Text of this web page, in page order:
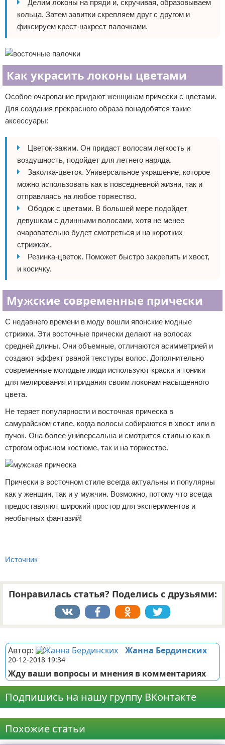
Делим локоны на пряди и, скручивая, образовываем
кольца. Затем завитки скрепляем друг с другом и
фиксируем крест-накрест палочками.
Как украсить локоны цветами
Особое очарование придают женщинам прически с цветами.
Для создания прекрасного образа понадобятся такие
аксессуары:
Цветок-зажим. Он придаст волосам легкость и
воздушность, подойдет для летнего наряда.
Заколка-цветок. Универсальное украшение, которое
можно использовать как в повседневной жизни, так и
отправляясь на любое торжество.
Ободок с цветами. В большей мере подойдет
девушкам с длинными волосами, хотя не менее
очаровательно будет смотреться и на коротких
стрижках.
Резинка-цветок. Поможет быстро закрепить и хвост,
и косичку.
Мужские современные прически
С недавнего времени в моду вошли японские модные
стрижки. Эти восточные прически делают на волосах
средней длины. Они объемные, отличаются асимметрией и
создают эффект рваной текстуры волос. Дополнительно
современные молодые люди используют краски и тоники
для мелирования и придания своим локонам насыщенного
цвета.
Не теряет популярности и восточная прическа в
самурайском стиле, когда волосы собираются в хвост или в
пучок. Она более универсальна и смотрится стильно как в
строгом офисном костюме, так и на торжестве.
Прически в восточном стиле всегда актуальны и популярны
как у женщин, так и у мужчин. Возможно, потому что всегда
предоставляют широкий простор для экспериментов и
необычных фантазий!
Источник
Понравилась статья? Поделись с друзьями:
Автор: Жанна Бердинских
20-12-2018 19:34
Жду ваши вопросы и мнения в комментариях
Подпишись на нашу группу ВКонтакте
Похожие статьи